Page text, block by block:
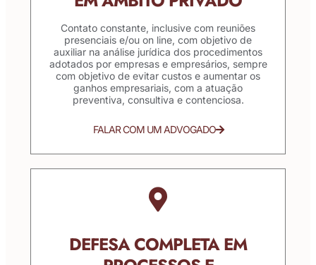
Contato constante, inclusive com reuniões
presenciais e/ou on line, com objetivo de
auxiliar na análise jurídica dos procedimentos
adotados por empresas e empresários, sempre
com objetivo de evitar custos e aumentar os
ganhos empresariais, com a atuação
preventiva, consultiva e contenciosa.
FALAR COM UM ADVOGADO
DEFESA COMPLETA EM